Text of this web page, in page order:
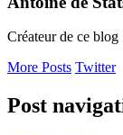
Créateur de ce
More Posts Twitter
Post